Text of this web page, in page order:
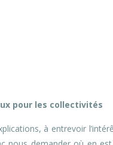
pour les collectivités
à entrevoir